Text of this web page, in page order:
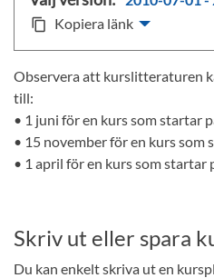
content_copy Kopiera länk
Observera att kurslitteraturen
till:
• 1 juni för en kurs som startar
• 15 november för en kurs som
• 1 april för en kurs som startar
Skriv ut eller spara
Du kan enkelt skriva ut en